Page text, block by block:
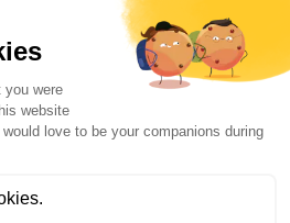
LANGUES
Français
English